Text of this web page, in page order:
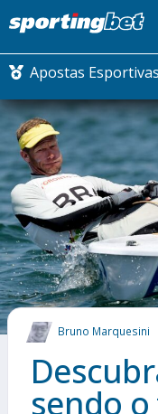
Apostas Esportivas
FUTEBOL
FUTEBOL
COMO
MAIS
Bruno Marquesini
sendo